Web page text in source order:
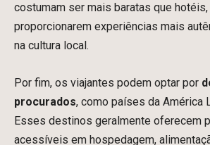
costumam ser mais baratas que
proporcionarem experiências mais
na cultura local.
Por fim, os viajantes podem optar por
procurados, como países da América
Esses destinos geralmente oferecem
acessíveis em hospedagem,